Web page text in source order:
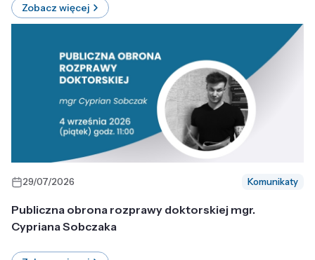
Zobacz więcej
29/07/2026 Komunikaty
Publiczna obrona rozprawy doktorskiej mgr.
Cypriana Sobczaka